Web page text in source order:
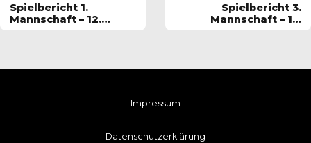
Spielbericht 1.
Mannschaft – 12.
Spielbericht 3.
Mannschaft – 13.
Impressum
Datenschutzerklärung